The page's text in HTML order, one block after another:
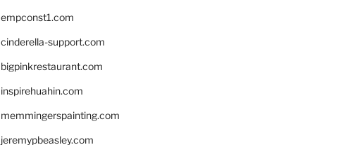
empconst1.com
cinderella-support.com
bigpinkrestaurant.com
inspirehuahin.com
memmingerspainting.com
jeremypbeasley.com